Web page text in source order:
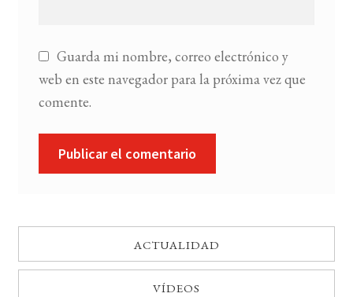
Guarda mi nombre, correo electrónico y
web en este navegador para la próxima vez que
comente.
ACTUALIDAD
VÍDEOS